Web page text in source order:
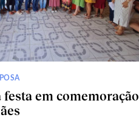
festa em comemoração